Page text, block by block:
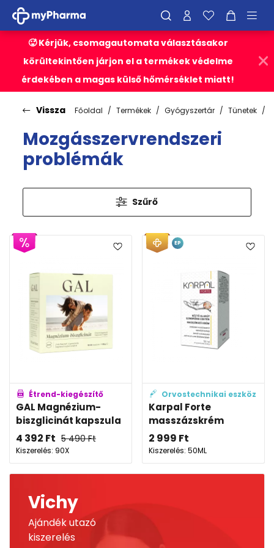
🥵 Kérjük, csomagautomata választásakor
körültekintően járjon el a termékek védelme
érdekében a magas külső hőmérséklet miatt!
Vissza Főoldal Termékek Gyógyszertár Tünetek
Mozgásszervrendszeri
problémák
Szűrő
Étrend-kiegészítő
GAL Magnézium-
biszglicinát kapszula
4 392 Ft 5 490Ft
Kiszerelés: 90X
Orvostechnikai eszköz
Karpal Forte
masszázskrém
2 999 Ft
Kiszerelés: 50ML
EP
Vichy
Ajándék utazó
kiszerelés